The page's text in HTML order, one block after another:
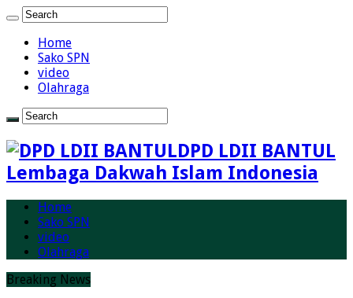
Home
Sako SPN
video
Olahraga
DPD LDII BANTUL
Lembaga Dakwah Islam Indonesia
Home
Sako SPN
video
Olahraga
Breaking News